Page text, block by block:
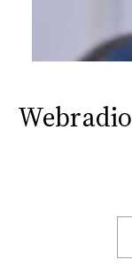
Webradio